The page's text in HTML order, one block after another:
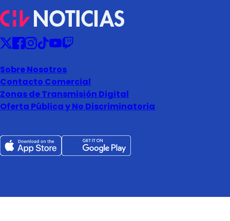
Sobre Nosotros
Contacto Comercial
Zonas de Transmisión Digital
Oferta Pública y No Discriminatoria